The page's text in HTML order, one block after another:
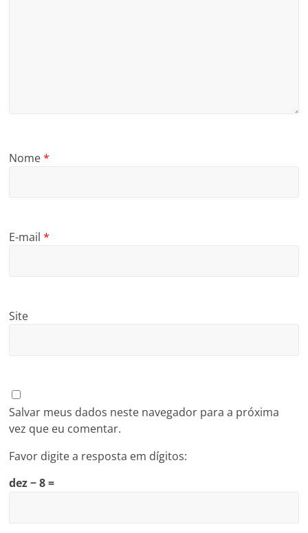
Nome*
E-mail*
Site
Salvar meus dados neste navegador para a próxima
vez que eu comentar.
Favor digite a resposta em dígitos:
dez − 8 =